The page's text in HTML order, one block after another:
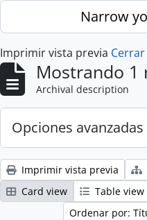
Skip to main contentNarrow
Imprimir vista previa Cerrar
Mostrando 1
Archival description
Opciones
Imprimir vista previa
Card view
Table view
Ordenar por: